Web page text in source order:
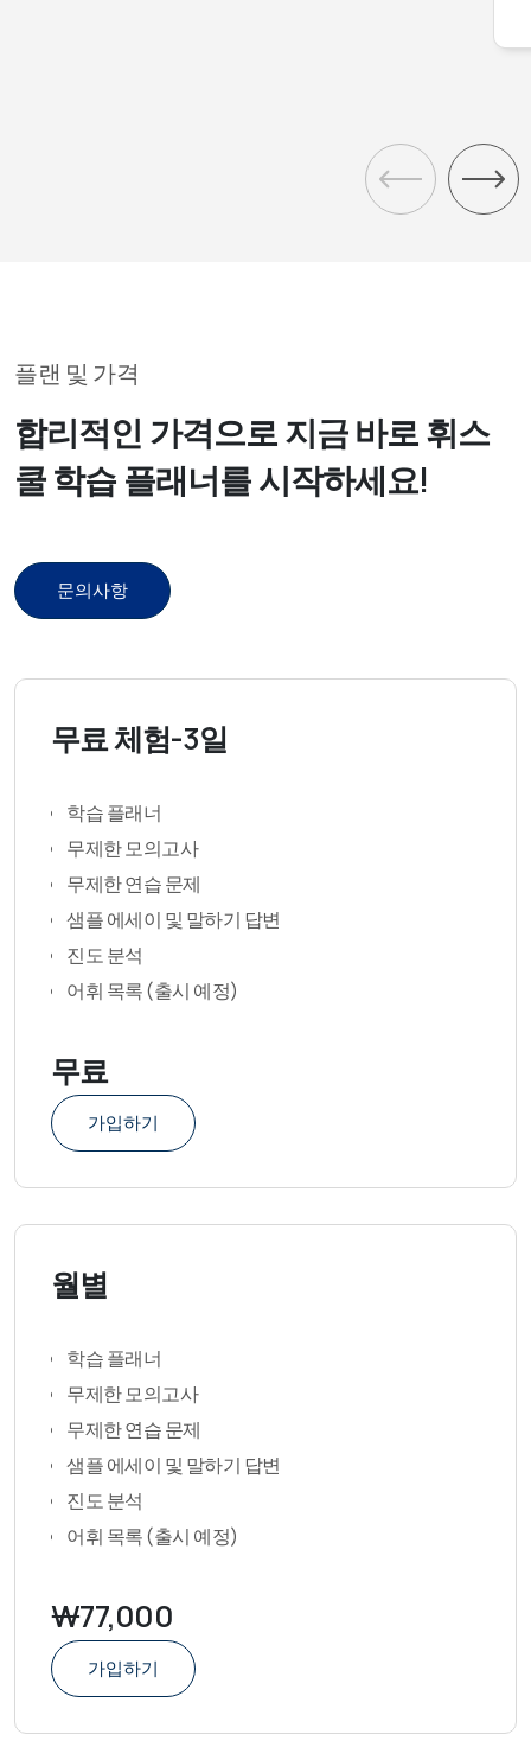
플랜 및 가격
합리적인 가격으로 지금 바로 휘스
쿨 학습 플래너를 시작하세요!
문의사항
무료 체험-3일
학습 플래너
무제한 모의고사
무제한 연습 문제
샘플 에세이 및 말하기 답변
진도 분석
어휘 목록 (출시 예정)
무료
가입하기
월별
학습 플래너
무제한 모의고사
무제한 연습 문제
샘플 에세이 및 말하기 답변
진도 분석
어휘 목록 (출시 예정)
₩77,000
가입하기